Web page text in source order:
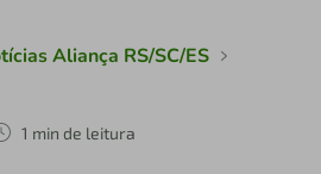
Aliança RS/SC/ES
1 min de leitura